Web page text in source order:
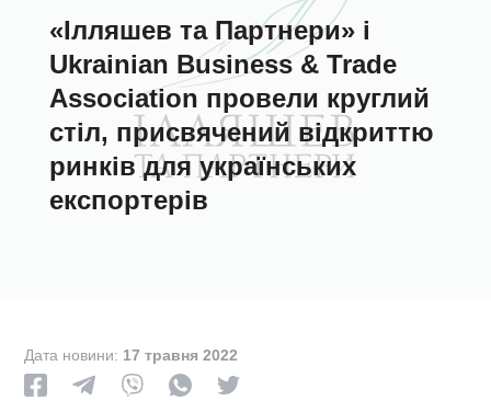
«Ілляшев та Партнери» і
Ukrainian Business & Trade
Association провели круглий
стіл, присвячений відкриттю
ринків для українських
експортерів
Дата новини: 17 травня 2022